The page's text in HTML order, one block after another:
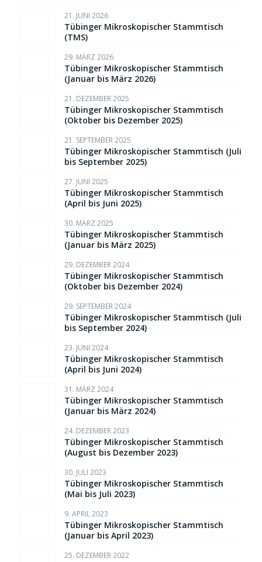
21. JUNI 2026
Tübinger Mikroskopischer Stammtisch
(TMS)
29. MÄRZ 2026
Tübinger Mikroskopischer Stammtisch
(Januar bis März 2026)
21. DEZEMBER 2025
Tübinger Mikroskopischer Stammtisch
(Oktober bis Dezember 2025)
21. SEPTEMBER 2025
Tübinger Mikroskopischer Stammtisch (Juli
bis September 2025)
27. JUNI 2025
Tübinger Mikroskopischer Stammtisch
(April bis Juni 2025)
30. MÄRZ 2025
Tübinger Mikroskopischer Stammtisch
(Januar bis März 2025)
29. DEZEMBER 2024
Tübinger Mikroskopischer Stammtisch
(Oktober bis Dezember 2024)
29. SEPTEMBER 2024
Tübinger Mikroskopischer Stammtisch (Juli
bis September 2024)
23. JUNI 2024
Tübinger Mikroskopischer Stammtisch
(April bis Juni 2024)
31. MÄRZ 2024
Tübinger Mikroskopischer Stammtisch
(Januar bis März 2024)
24. DEZEMBER 2023
Tübinger Mikroskopischer Stammtisch
(August bis Dezember 2023)
30. JULI 2023
Tübinger Mikroskopischer Stammtisch
(Mai bis Juli 2023)
9. APRIL 2023
Tübinger Mikroskopischer Stammtisch
(Januar bis April 2023)
25. DEZEMBER 2022